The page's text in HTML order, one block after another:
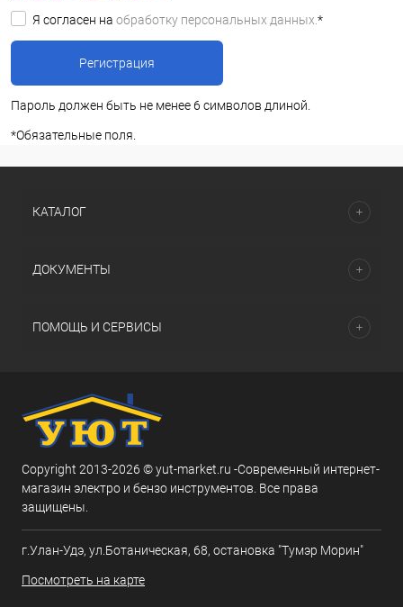
Я согласен на обработку персональных данных. *
Пароль должен быть не менее 6 символов длиной.
*Обязательные поля.
КАТАЛОГ
ДОКУМЕНТЫ
ПОМОЩЬ И СЕРВИСЫ
Copyright 2013-2026 © yut-market.ru -Современный интернет-
магазин электро и бензо инструментов. Все права
защищены.
г.Улан-Удэ, ул.Ботаническая, 68, остановка "Тумэр Морин"
Посмотреть на карте